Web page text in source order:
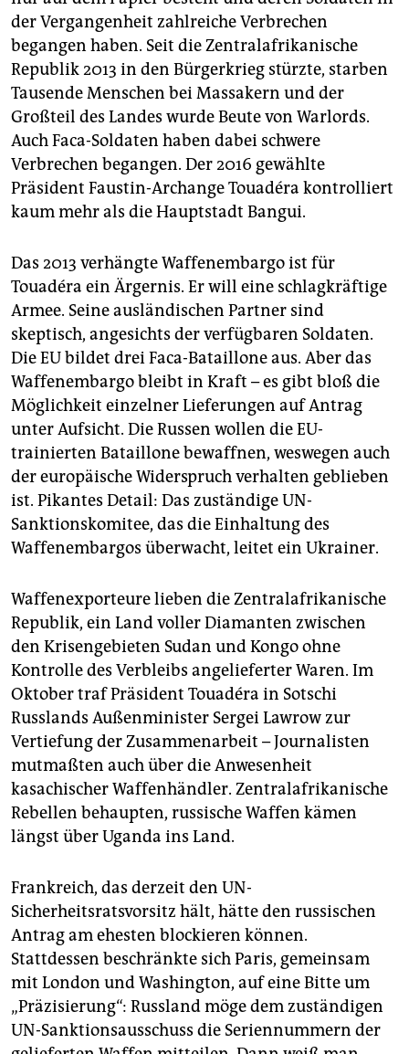
der Vergangenheit zahlreiche Verbrechen
begangen haben. Seit die Zentralafrikanische
Republik 2013 in den Bürgerkrieg stürzte, starben
Tausende Menschen bei Massakern und der
Großteil des Landes wurde Beute von Warlords.
Auch Faca-Soldaten haben dabei schwere
Verbrechen begangen. Der 2016 gewählte
Präsident Faustin-Archange Touadéra kontrolliert
kaum mehr als die Hauptstadt Bangui.
Das 2013 verhängte Waffenembargo ist für
Touadéra ein Ärgernis. Er will eine schlagkräftige
Armee. Seine ausländischen Partner sind
skeptisch, angesichts der verfügbaren Soldaten.
Die EU bildet drei Faca-Bataillone aus. Aber das
Waffenembargo bleibt in Kraft – es gibt bloß die
Möglichkeit einzelner Lieferungen auf Antrag
unter Aufsicht. Die Russen wollen die EU-
trainierten Bataillone bewaffnen, weswegen auch
der europäische Widerspruch verhalten geblieben
ist. Pikantes Detail: Das zuständige UN-
Sanktionskomitee, das die Einhaltung des
Waffenembargos überwacht, leitet ein Ukrainer.
Waffenexporteure lieben die Zentralafrikanische
Republik, ein Land voller Diamanten zwischen
den Krisengebieten Sudan und Kongo ohne
Kontrolle des Verbleibs angelieferter Waren. Im
Oktober traf Präsident Touadéra in Sotschi
Russlands Außenminister Sergei Lawrow zur
Vertiefung der Zusammenarbeit – Journalisten
mutmaßten auch über die Anwesenheit
kasachischer Waffenhändler. Zentralafrikanische
Rebellen behaupten, russische Waffen kämen
längst über Uganda ins Land.
Frankreich, das derzeit den UN-
Sicherheitsratsvorsitz hält, hätte den russischen
Antrag am ehesten blockieren können.
Stattdessen beschränkte sich Paris, gemeinsam
mit London und Washington, auf eine Bitte um
„Präzisierung“: Russland möge dem zuständigen
UN-Sanktionsausschuss die Seriennummern der